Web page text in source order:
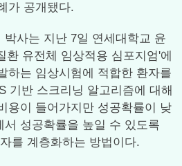
가 공개됐다.
사는 지난 7일 연세대학교 윤
환 유전체 임상적용 심포지엄'에
하는 임상시험에 적합한 환자를
기반 스크리닝 알고리즘에 대해
용이 들어가지만 성공확률이 낮
서 성공확률을 높일 수 있도록
를 계층화하는 방법이다.